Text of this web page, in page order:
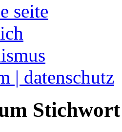
seite
| datenschutz
Stichwort